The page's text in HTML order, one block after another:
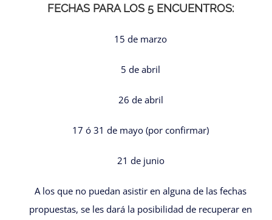
FECHAS PARA LOS 5 ENCUENTROS:
15 de marzo
5 de abril
26 de abril
17 ó 31 de mayo (por confirmar)
21 de junio
A los que no puedan asistir en alguna de las fechas
propuestas, se les dará la posibilidad de recuperar en